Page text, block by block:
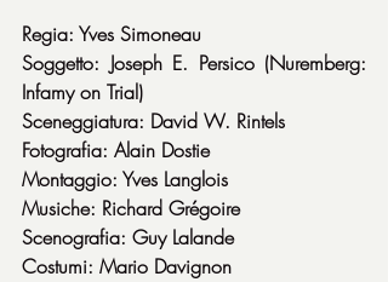
Regia: Yves Simoneau
Soggetto: Joseph E. Persico (Nuremberg:
Infamy on Trial)
Sceneggiatura: David W. Rintels
Fotografia: Alain Dostie
Montaggio: Yves Langlois
Musiche: Richard Grégoire
Scenografia: Guy Lalande
Costumi: Mario Davignon